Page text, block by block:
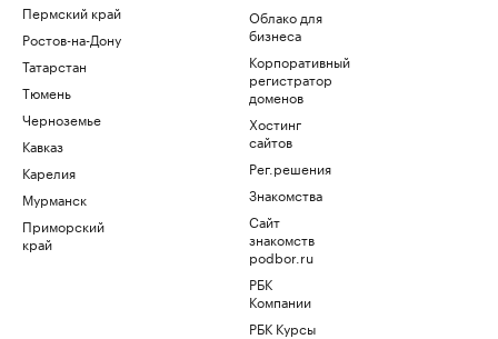
Пермский край
Ростов-на-Дону
Татарстан
Тюмень
Черноземье
Кавказ
Карелия
Мурманск
Приморский
край
Облако для
бизнеса
Корпоративный
регистратор
доменов
Хостинг
сайтов
Рег.решения
Знакомства
Сайт
знакомств
podbor.ru
РБК
Компании
РБК Курсы